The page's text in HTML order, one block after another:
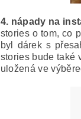
4. nápady na
stories o tom, co
byl dárek s
stories bude také
uložená ve